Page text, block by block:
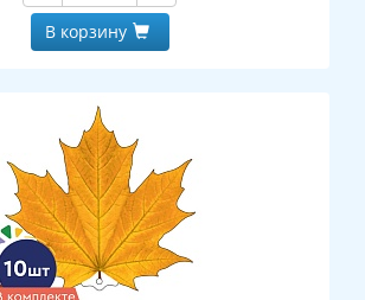
В корзину